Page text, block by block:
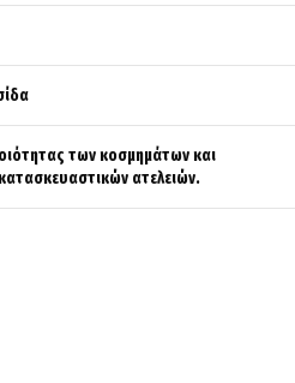
των κοσμημάτων και
ατελειών.